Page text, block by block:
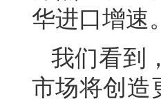
华进口增速。
我们看到
市场将创造